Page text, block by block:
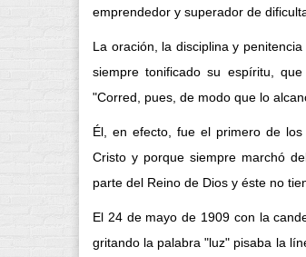
emprendedor y superador de
La oración, la disciplina y
siempre tonificado su espíritu,
"Corred, pues, de modo que lo
Él, en efecto, fue el primero de
Cristo y porque siempre marchó
parte del Reino de Dios y éste no
El 24 de mayo de 1909 con la
gritando la palabra "luz" pisaba la